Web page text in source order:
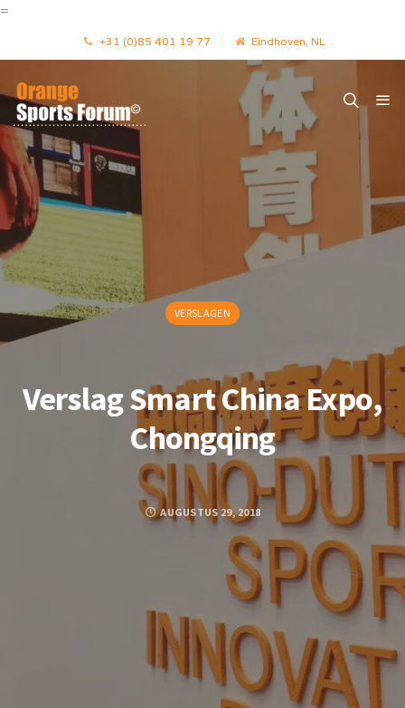
=
+31 (0)85 401 19 77 Eindhoven, NL
VERSLAGEN
Verslag Smart China Expo,
Chongqing
AUGUSTUS 29, 2018
GOOGLE PLUS